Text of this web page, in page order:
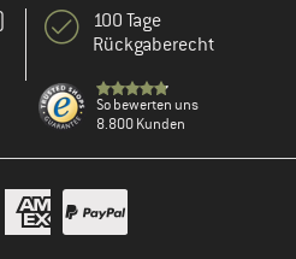
100 Tage
Rückgaberecht
So bewerten uns
8.800 Kunden